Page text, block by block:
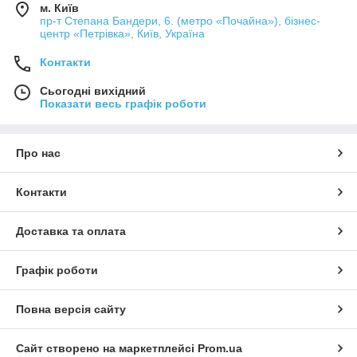
м. Київ
пр-т Степана Бандери, 6. (метро «Почайна»), бізнес-
центр «Петрівка», Київ, Україна
Контакти
Сьогодні вихідний
Показати весь графік роботи
Про нас
Контакти
Доставка та оплата
Графік роботи
Повна версія сайту
Сайт створено на маркетплейсі Prom.ua